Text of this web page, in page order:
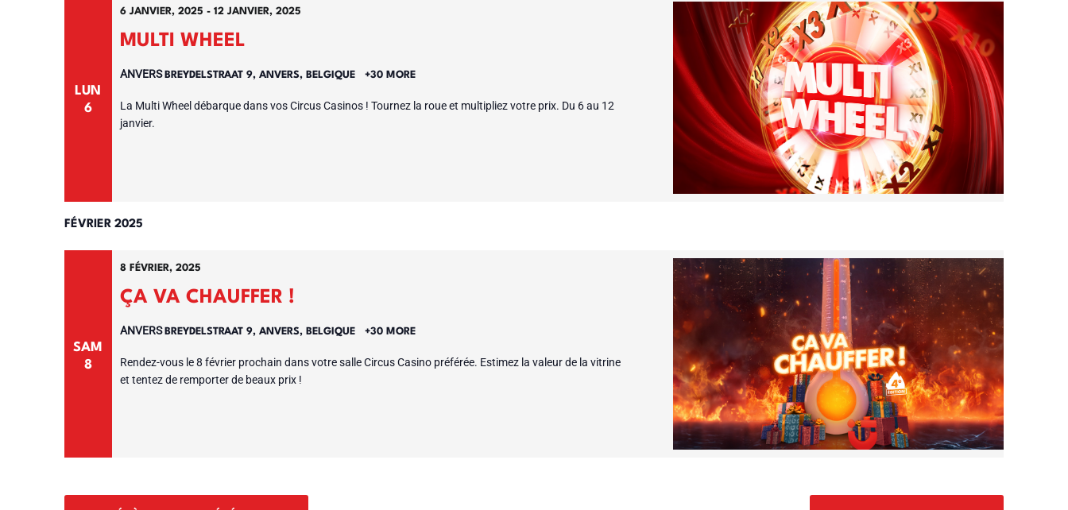
LUN
6
MULTI WHEEL
6 JANVIER, 2025 - 12 JANVIER, 2025
ANVERS BREYDELSTRAAT 9, ANVERS, BELGIQUE +30 MORE
La Multi Wheel débarque dans vos Circus Casinos ! Tournez la roue et multipliez votre prix. Du 6 au 12
janvier.
FÉVRIER 2025
SAM
8
ÇA VA CHAUFFER !
8 FÉVRIER, 2025
ANVERS BREYDELSTRAAT 9, ANVERS, BELGIQUE +30 MORE
Rendez-vous le 8 février prochain dans votre salle Circus Casino préférée. Estimez la valeur de la vitrine
et tentez de remporter de beaux prix !